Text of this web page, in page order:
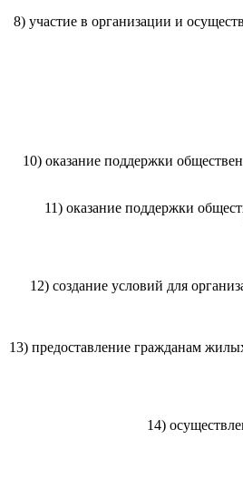
8) участие в организации и
10) оказание поддержки
11) оказание поддержки
12) создание условий для
13) предоставление гражданам
14)